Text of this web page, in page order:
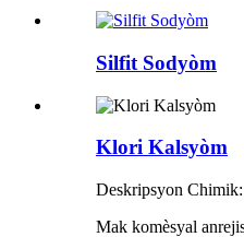
Silfit Sodyòm
Klori Kalsyòm
Deskripsyon
Mak komèsyal